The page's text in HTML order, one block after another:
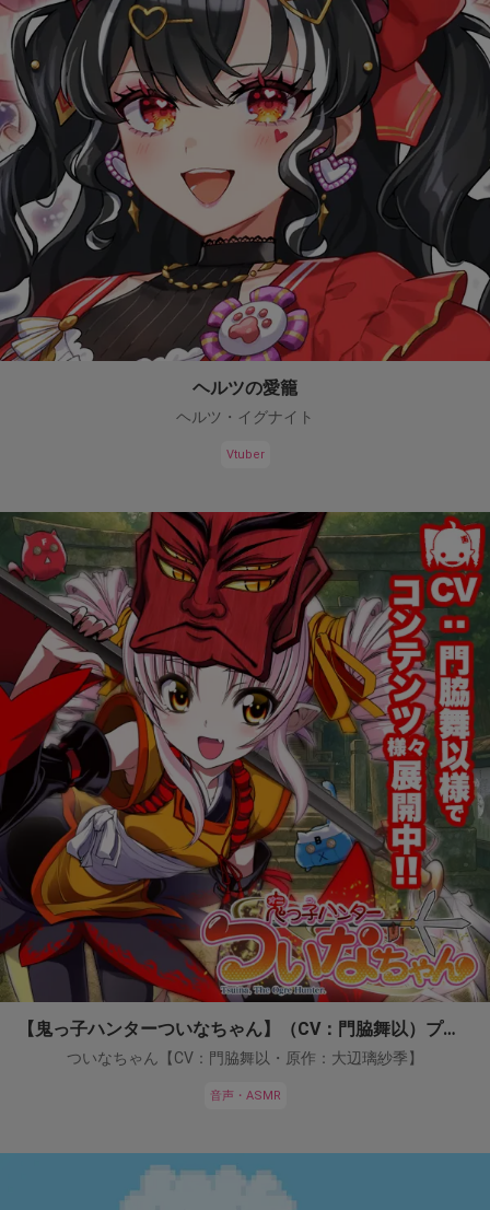
ヘルツの愛籠
ヘルツ・イグナイト
Vtuber
【鬼っ子ハンターついなちゃん】（CV：門脇舞以）プロジェクト！
ついなちゃん【CV：門脇舞以・原作：大辺璃紗季】
音声・ASMR